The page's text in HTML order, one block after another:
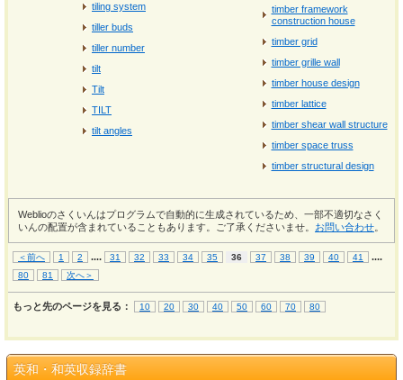
tiling system
tiller buds
tiller number
tilt
Tilt
TILT
tilt angles
timber framework
construction house
timber grid
timber grille wall
timber house design
timber lattice
timber shear wall structure
timber space truss
timber structural design
Weblioのさくいんはプログラムで自動的に生成されているため、一部不適切なさく
いんの配置が含まれていることもあります。ご了承くださいませ。 お問い合わせ
＜前へ 1 2 .... 31 32 33 34 35 36 37 38 39 40 41 ....
80 81 次へ＞
もっと先のページを見る： 10 20 30 40 50 60 70 80
英和・和英収録辞書